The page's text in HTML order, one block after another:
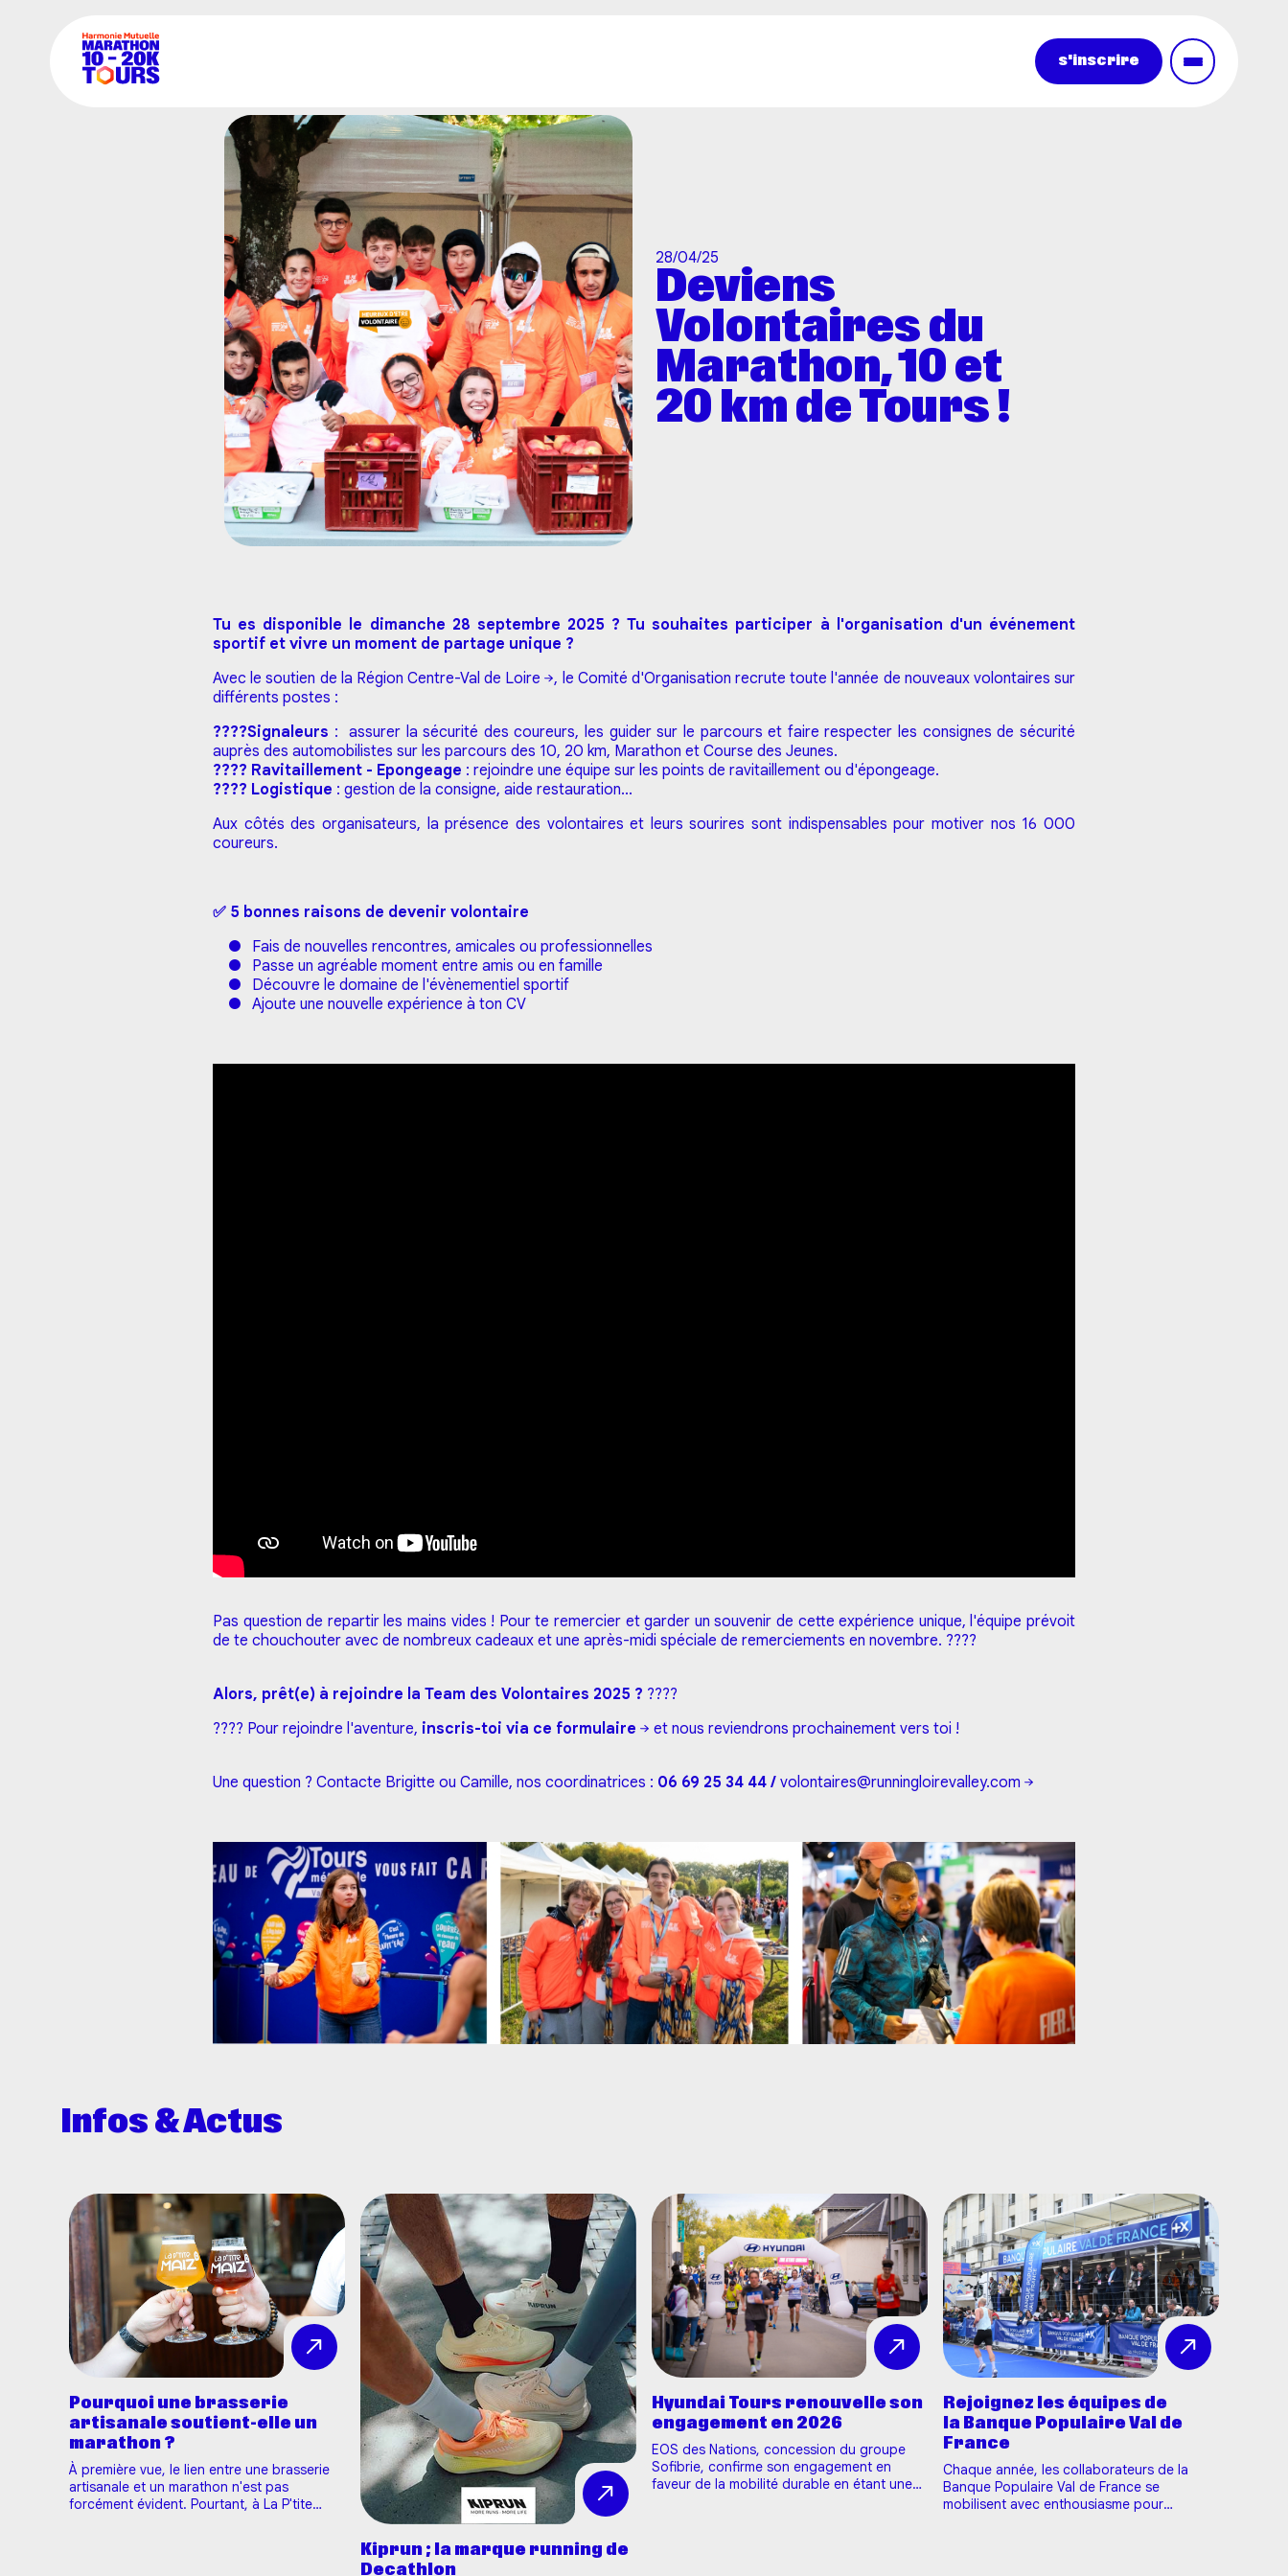
s'inscrire
28/04/25
Deviens
Volontaires du
Marathon, 10 et
20 km de Tours !
Tu es disponible le dimanche 28 septembre 2025 ? Tu souhaites participer à l'organisation d'un événement
sportif et vivre un moment de partage unique ?
Avec le soutien de la Région Centre-Val de Loire
, le Comité d'Organisation recrute toute l'année de nouveaux volontaires sur
différents postes :
????Signaleurs : assurer la sécurité des coureurs, les guider sur le parcours et faire respecter les consignes de sécurité
auprès des automobilistes sur les parcours des 10, 20 km, Marathon et Course des Jeunes.
???? Ravitaillement - Epongeage : rejoindre une équipe sur les points de ravitaillement ou d'épongeage.
???? Logistique : gestion de la consigne, aide restauration...
Aux côtés des organisateurs, la présence des volontaires et leurs sourires sont indispensables pour motiver nos 16 000
coureurs.
✅ 5 bonnes raisons de devenir volontaire
● Fais de nouvelles rencontres, amicales ou professionnelles
● Passe un agréable moment entre amis ou en famille
● Découvre le domaine de l'évènementiel sportif
● Ajoute une nouvelle expérience à ton CV
Pas question de repartir les mains vides ! Pour te remercier et garder un souvenir de cette expérience unique, l'équipe prévoit
de te chouchouter avec de nombreux cadeaux et une après-midi spéciale de remerciements en novembre. ????
Alors, prêt(e) à rejoindre la Team des Volontaires 2025 ? ????
???? Pour rejoindre l'aventure, inscris-toi via ce formulaire et nous reviendrons prochainement vers toi !
Une question ? Contacte Brigitte ou Camille, nos coordinatrices : 06 69 25 34 44 / volontaires@runningloirevalley.com
Infos & Actus
Pourquoi une brasserie
artisanale soutient-elle un
marathon ?
À première vue, le lien entre une brasserie
artisanale et un marathon n'est pas
forcément évident. Pourtant, à La P'tite
Kiprun ; la marque running de
Decathlon
Hyundai Tours renouvelle son
engagement en 2026
EOS des Nations, concession du groupe
Sofibrie, confirme son engagement en
faveur de la mobilité durable en étant une
Rejoignez les équipes de
la Banque Populaire Val de
France
Chaque année, les collaborateurs de la
Banque Populaire Val de France se
mobilisent avec enthousiasme pour